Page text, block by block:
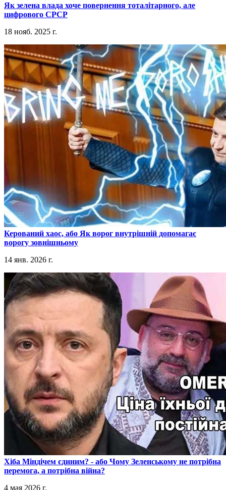
​Як зелена влада хоче повернення тоталітарного, але
цифрового СРСР
18 нояб. 2025 г.
​Керований хаос, або Як ворог внутрішній допомагає
ворогу зовнішньому
14 янв. 2026 г.
​Хіба Міндічем єдиним? - або Чому Зеленському не потрібна
перемога, а потрібна війна?
4 мая 2026 г.